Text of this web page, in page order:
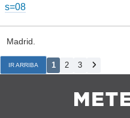
s=08
Madrid.
IR ARRIBA 1 2 3